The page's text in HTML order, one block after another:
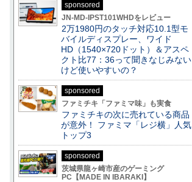
sponsored
JN-MD-IPST101WHDをレビュー
2万1980円のタッチ対応10.1型モ
バイルディスプレー、ワイド
HD（1540×720ドット）＆アスペ
クト比77：36って聞きなじみない
けど使いやすいの？
sponsored
ファミチキ「ファミマ味」も実食
ファミチキの次に売れている商品
が意外！ ファミマ「レジ横」人気
トップ3
sponsored
茨城県龍ヶ崎市産のゲーミング
PC【MADE IN IBARAKI】